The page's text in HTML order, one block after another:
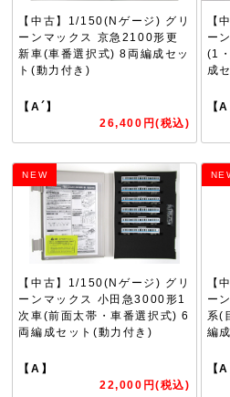
【中古】1/150(Nゲージ) グリ
ーンマックス 京急2100形更
新車(車番選択式) 8両編成セッ
ト(動力付き)
【A´】
26,400円(税込)
【
ー
(1
成
【A
NEW
【中古】1/150(Nゲージ) グリ
ーンマックス 小田急3000形1
次車(前面太帯・車番選択式) 6
両編成セット(動力付き)
【A】
22,000円(税込)
【
ー
系(
編
【A